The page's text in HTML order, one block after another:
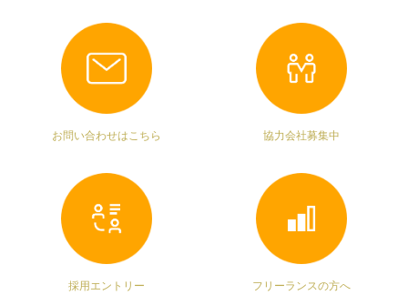
お問い合わせはこちら 協力会社募集中
採用エントリー フリーランスの方へ